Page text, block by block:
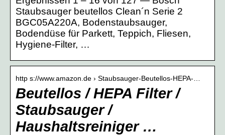
Staubsauger beutellos Clean´n Serie 2
BGC05A220A, Bodenstaubsauger,
Bodendüse für Parkett, Teppich, Fliesen,
Hygiene-Filter, …
http s://www.amazon.de › Staubsauger-Beutellos-HEPA-…
Beutellos / HEPA Filter /
Staubsauger /
Haushaltsreiniger …